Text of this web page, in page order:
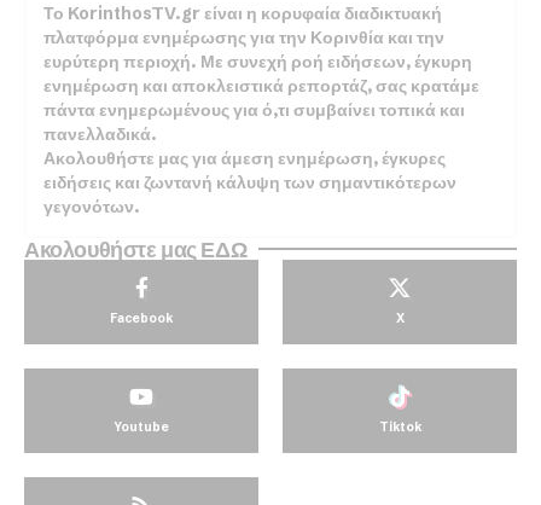
Το KorinthosTV.gr είναι η κορυφαία διαδικτυακή
πλατφόρμα ενημέρωσης για την Κορινθία και την
ευρύτερη περιοχή. Με συνεχή ροή ειδήσεων, έγκυρη
ενημέρωση και αποκλειστικά ρεπορτάζ, σας κρατάμε
πάντα ενημερωμένους για ό,τι συμβαίνει τοπικά και
πανελλαδικά.
Ακολουθήστε μας για άμεση ενημέρωση, έγκυρες
ειδήσεις και ζωντανή κάλυψη των σημαντικότερων
γεγονότων.
Ακολουθήστε μας ΕΔΩ
Facebook X
Youtube Tiktok